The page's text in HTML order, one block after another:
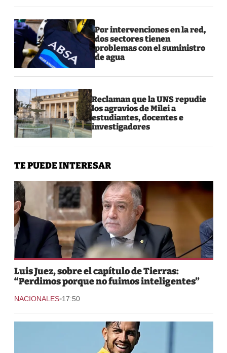
Por intervenciones en la red,
dos sectores tienen
problemas con el suministro
de agua
Reclaman que la UNS repudie
los agravios de Milei a
estudiantes, docentes e
investigadores
TE PUEDE INTERESAR
Luis Juez, sobre el capítulo de Tierras:
“Perdimos porque no fuimos inteligentes”
NACIONALES-17:50